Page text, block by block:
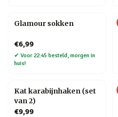
Glamour sokken
€6,99
✔ Voor 22:45 besteld, morgen in
huis!
Kat karabijnhaken (set
van 2)
€9,99